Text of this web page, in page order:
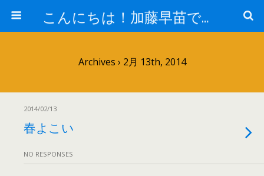
こんにちは！加藤早苗です。
Archives › 2月 13th, 2014
2014/02/13
春よこい
NO RESPONSES